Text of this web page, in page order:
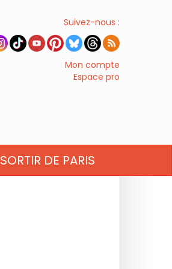
Suivez-nous :
Mon compte
Espace pro
SORTIR DE PARIS